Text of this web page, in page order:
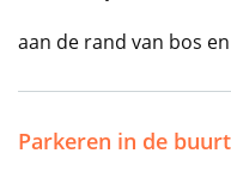
aan de rand van bos
Parkeren in de